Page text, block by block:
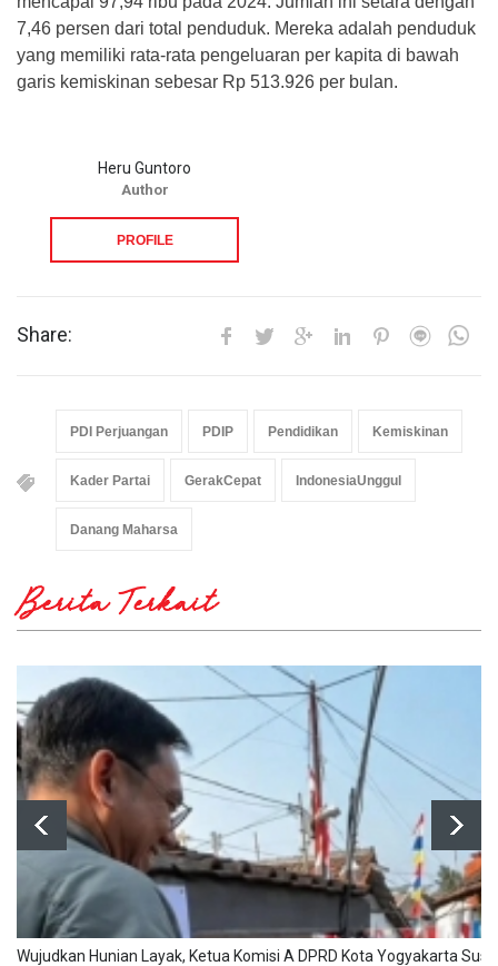
7,46 persen dari total penduduk. Mereka adalah penduduk
yang memiliki rata-rata pengeluaran per kapita di bawah
garis kemiskinan sebesar Rp 513.926 per bulan.
Heru Guntoro
Author
PROFILE
Share:
PDI Perjuangan PDIP Pendidikan Kemiskinan
Kader Partai GerakCepat IndonesiaUnggul
Danang Maharsa
Berita Terkait
Wujudkan Hunian Layak, Ketua Komisi A DPRD Kota Yogyakarta